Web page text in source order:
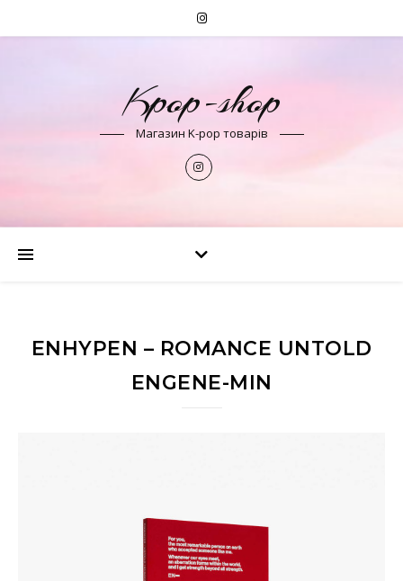
Kpop-shop
Магазин K-pop товарів
ENHYPEN – ROMANCE UNTOLD
ENGENE-MIN